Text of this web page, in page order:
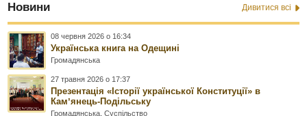
Новини Дивитися всі
08 червня 2026 о 16:34
Українська книга на Одещині
Громадянська
27 травня 2026 о 17:37
Презентація «Історії української Конституції» в
Камʼянець-Подільську
Громадянська ,Суспільство